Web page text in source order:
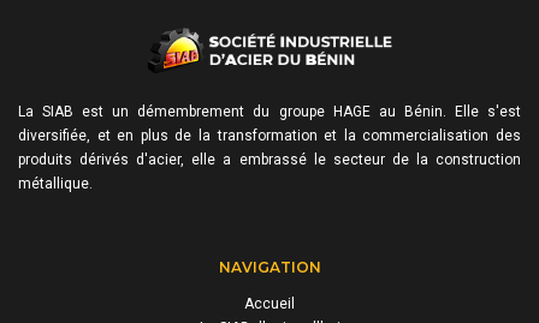
La SIAB est un démembrement du groupe HAGE au Bénin. Elle s'est
diversifiée, et en plus de la transformation et la commercialisation des
produits dérivés d'acier, elle a embrassé le secteur de la construction
métallique.
NAVIGATION
Accueil